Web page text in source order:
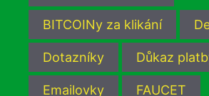
BITCOINy za klikání
Dotazníky Důkaz
Emailovky FAUCET